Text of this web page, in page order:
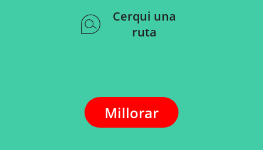
Cerqui una
ruta
Millorar